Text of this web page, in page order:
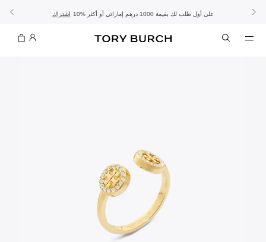
الموسم الجديد: إطلالات العملتسوّقي التشكيلة تشكيلة عيد الأضحىتسوقي اشتراك 10% على أول طلب لك بقيمة 1000 درهم إماراتي أو أكثر تفاصيل - الشحن المجاني تفاصيل - تسوق الآن واستلم في المتجر